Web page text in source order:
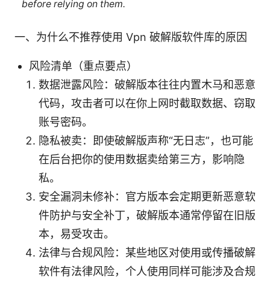
before relying on them.
一、为什么不推荐使用 Vpn 破解版软件库的原因
风险清单（重点要点）
数据泄露风险：破解版本往往内置木马和恶意
代码，攻击者可以在你上网时截取数据、窃取
账号密码。
隐私被卖：即使破解版声称“无日志”，也可能
在后台把你的使用数据卖给第三方，影响隐
私。
安全漏洞未修补：官方版本会定期更新恶意软
件防护与安全补丁，破解版本通常停留在旧版
本，易受攻击。
法律与合规风险：某些地区对使用或传播破解
软件有法律风险，个人使用同样可能涉及合规